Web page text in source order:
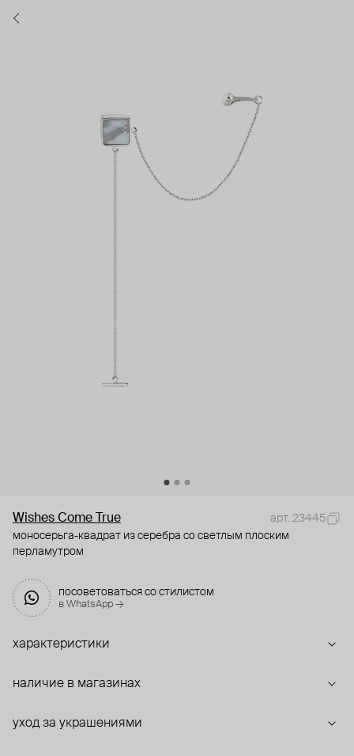
Wishes Come True
арт. 23445
моносерьга-квадрат из серебра со светлым плоским
перламутром
посоветоваться со стилистом
в WhatsApp →
характеристики
наличие в магазинах
уход за украшениями